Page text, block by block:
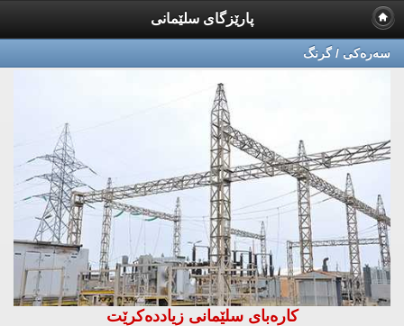
پارێزگای سلێمانی
سه‌ره‌كی / گرنگ
كاره‌بای سلێمانی زیادده‌كرێت